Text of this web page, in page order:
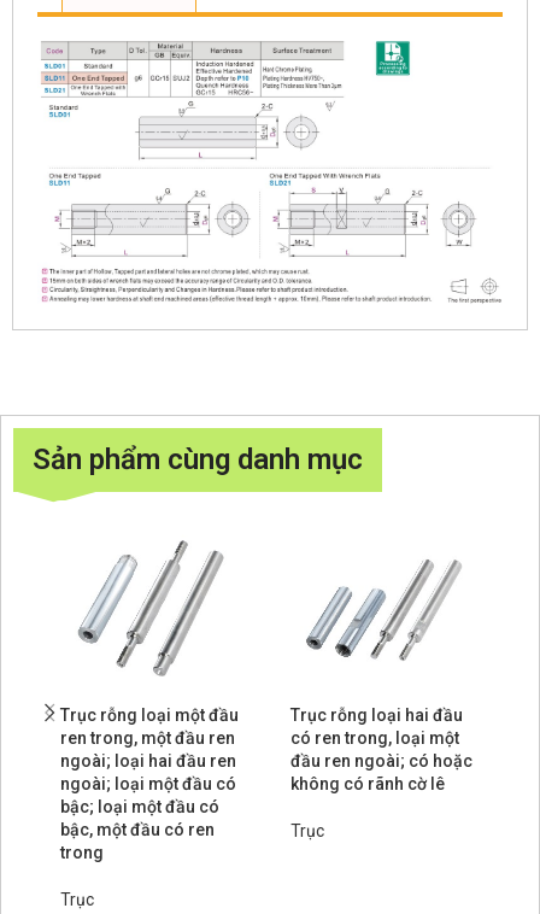
Sản phẩm cùng danh mục
Trục rỗng loại một đầu
ren trong, một đầu ren
ngoài; loại hai đầu ren
ngoài; loại một đầu có
bậc; loại một đầu có
bậc, một đầu có ren
trong
Trục
Trục rỗng loại hai đầu
có ren trong, loại một
đầu ren ngoài; có hoặc
không có rãnh cờ lê
Trục